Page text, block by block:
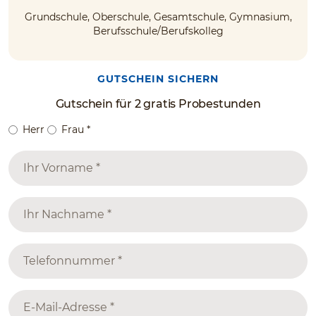
Grundschule, Oberschule, Gesamtschule, Gymnasium,
Berufsschule/Berufskolleg
GUTSCHEIN SICHERN
Gutschein für 2 gratis Probestunden
Herr Frau *